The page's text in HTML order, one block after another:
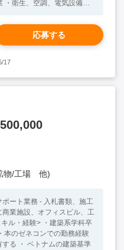
管工事施工管理技士 ・1級電
応募する
17
物/工場 他)
ート業務 - 入札書類、施工
業施設、オフィスビル、工
本のゼネコンでの勤務経験
る ・ ベトナムの建築基準